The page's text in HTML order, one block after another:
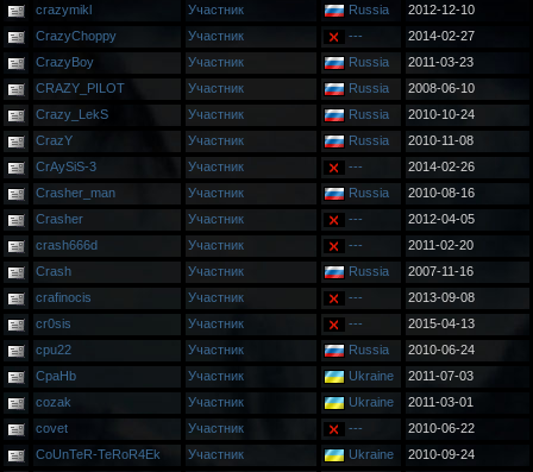
crazymikl
Участник Russia
2012-12-10
CrazyChoppy
Участник ---
2014-02-27
CrazyBoy
Участник Russia
2011-03-23
CRAZY_PILOT
Участник Russia
2008-06-10
Crazy_LekS
Участник Russia
2010-10-24
CrazY
Участник Russia
2010-11-08
CrAySiS-3
Участник ---
2014-02-26
Crasher_man
Участник Russia
2010-08-16
Crasher
Участник ---
2012-04-05
crash666d
Участник ---
2011-02-20
Crash
Участник Russia
2007-11-16
crafinocis
Участник ---
2013-09-08
cr0sis
Участник ---
2015-04-13
cpu22
Участник Russia
2010-06-24
CpaHb
Участник Ukraine
2011-07-03
cozak
Участник Ukraine
2011-03-01
covet
Участник ---
2010-06-22
CoUnTeR-TeRoR4Ek
Участник Ukraine
2010-09-24